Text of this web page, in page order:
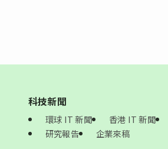
科技新聞
環球 IT 新聞 香港 IT 新聞
研究報告
企業來稿